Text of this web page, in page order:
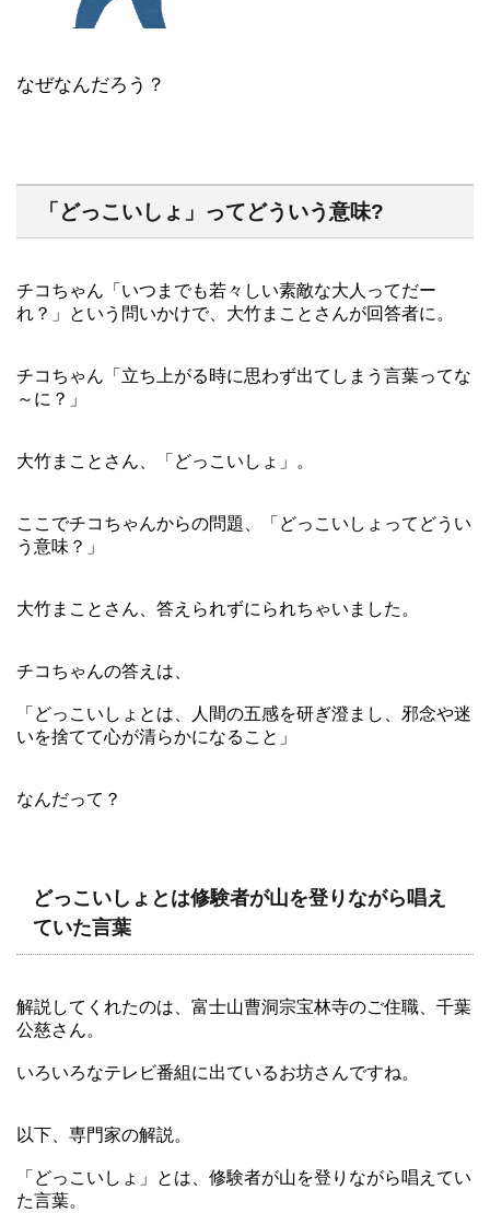
なぜなんだろう？
「どっこいしょ」ってどういう意味?
チコちゃん「いつまでも若々しい素敵な大人ってだー
れ？」という問いかけで、大竹まことさんが回答者に。
チコちゃん「立ち上がる時に思わず出てしまう言葉ってな
～に？」
大竹まことさん、「どっこいしょ」。
ここでチコちゃんからの問題、「どっこいしょってどうい
う意味？」
大竹まことさん、答えられずにられちゃいました。
チコちゃんの答えは、
「どっこいしょとは、人間の五感を研ぎ澄まし、邪念や迷
いを捨てて心が清らかになること」
なんだって？
どっこいしょとは修験者が山を登りながら唱え
ていた言葉
解説してくれたのは、富士山曹洞宗宝林寺のご住職、千葉
公慈さん。
いろいろなテレビ番組に出ているお坊さんですね。
以下、専門家の解説。
「どっこいしょ」とは、修験者が山を登りながら唱えてい
た言葉。